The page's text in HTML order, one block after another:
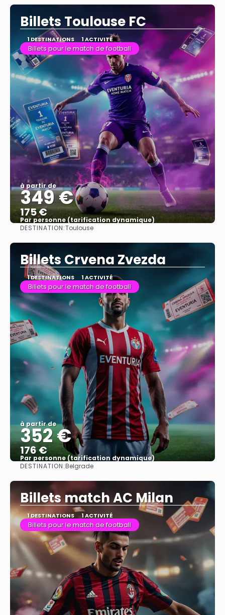
Billets Toulouse FC
1 DESTINATIONS 1 ACTIVITÉ
Billets pour le match de football
à partir de
349 €
175 €
Par personne (tarification dynamique)
DESTINATION:Toulouse
Billets Crvena Zvezda
1 DESTINATIONS 1 ACTIVITÉ
Billets pour le match de football
à partir de
352 €
176 €
Par personne (tarification dynamique)
DESTINATION:Belgrade
Billets match AC Milan
1 DESTINATIONS 1 ACTIVITÉ
Billets pour le match de football